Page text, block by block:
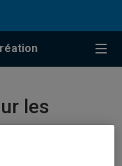
les